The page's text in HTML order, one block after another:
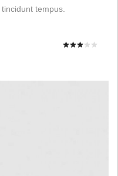
tempus.